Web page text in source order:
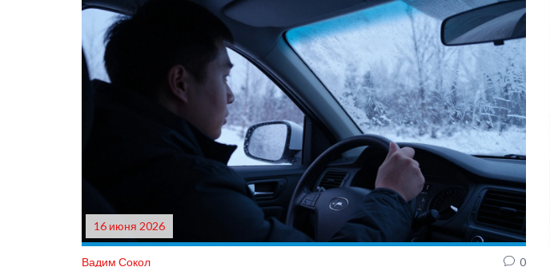
16 июня 2026
Вадим Сокол 0